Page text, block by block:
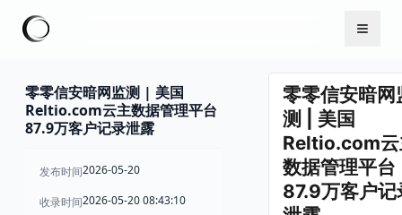
零零信安暗网监测 | 美国
Reltio.com云主数据管理平台
87.9万客户记录泄露
发布时间2026-05-20
收录时间2026-05-20 08:43:10
零零信安暗网
测 | 美国
Reltio.com
数据管理平台
87.9万客户记